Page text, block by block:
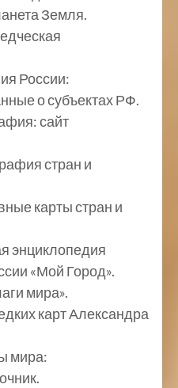
Земля.
России:
о субъектах РФ.
сайт
стран и
карты стран и
энциклопедия
«Мой Город».
мира».
карт Александра
мира: